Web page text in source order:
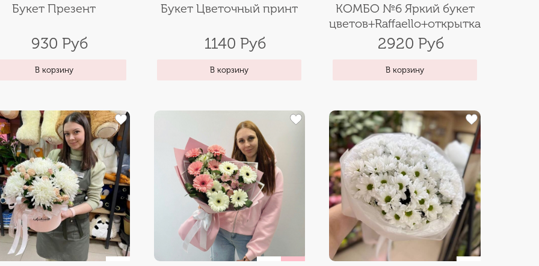
Букет Презент
930 Руб
В корзину
Букет Цветочный принт
1140 Руб
В корзину
КОМБО №6 Яркий букет
цветов+Raffaello+открытка
2920 Руб
В корзину